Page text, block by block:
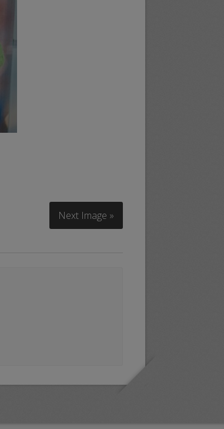
Next Image »